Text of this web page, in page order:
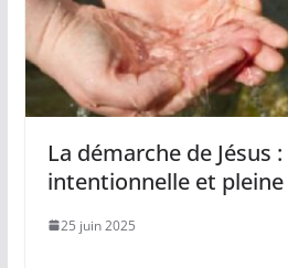
La démarche de Jésus
intentionnelle et pleine
25 juin 2025